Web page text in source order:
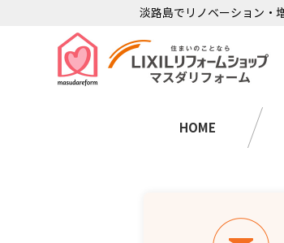
淡路島でリノベーション・
HOME